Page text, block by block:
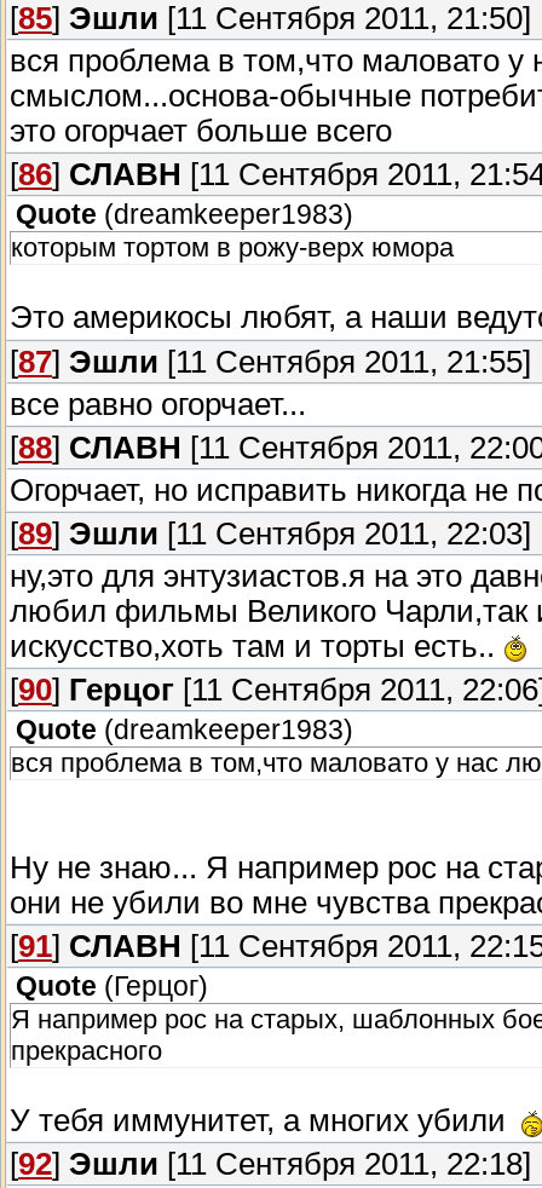
[85] Эшли [11 Сентября 2011, 21:50]
вся проблема в том,что маловато у
смыслом...основа-обычные
это огорчает больше всего
[86] СЛАВН [11 Сентября 2011,
Quote (dreamkeeper1983)
которым тортом в рожу-верх юмора
Это америкосы любят, а наши
[87] Эшли [11 Сентября 2011, 21:55]
все равно огорчает...
[88] СЛАВН [11 Сентября 2011,
Огорчает, но исправить никогда не
[89] Эшли [11 Сентября 2011, 22:03]
ну,это для энтузиастов.я на это
любил фильмы Великого Чарли,так
искусство,хоть там и торты есть..
[90] Герцог [11 Сентября 2011,
Quote (dreamkeeper1983)
вся проблема в том,что маловато у нас
Ну не знаю... Я например рос на
они не убили во мне чувства
[91] СЛАВН [11 Сентября 2011,
Quote ( Герцог)
Я например рос на старых, шаблонных
прекрасного
У тебя иммунитет, а многих убили
[92] Эшли [11 Сентября 2011, 22:18]